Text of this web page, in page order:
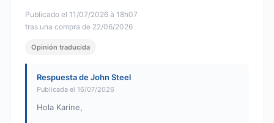
Publicado el 11/07/2026 à 18h07
tras una compra de 22/06/2026
Opinión traducida
Respuesta de John Steel
Publicada el 16/07/2026
Hola Karine,